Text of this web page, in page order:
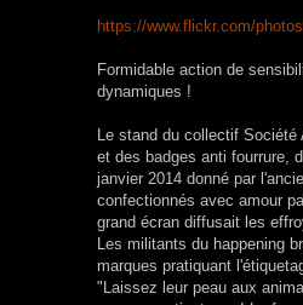
https://www.flickr.com/
Formidable action de
dynamiques !
Le stand du collectif
et des badges anti fourrure,
janvier 2014 donné par
confectionnés avec amour
grand écran diffusait les
Les militants du happening
marques pratiquant
"Laissez leur peau aux